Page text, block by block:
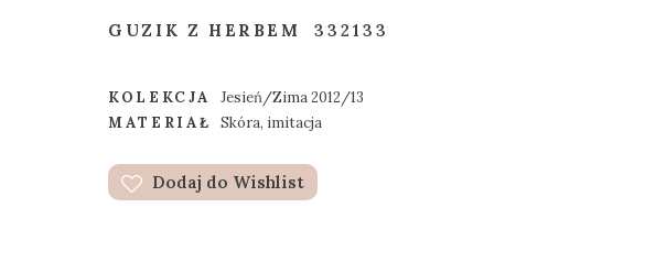
GUZIK Z HERBEM 332133
KOLEKCJA
Jesień/Zima 2012/13
MATERIAŁ
Skóra, imitacja
Dodaj do Wishlist